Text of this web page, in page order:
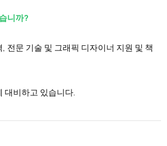
니까?
전문 기술 및 그래픽 디자이너 지원 및 책
대비하고 있습니다.